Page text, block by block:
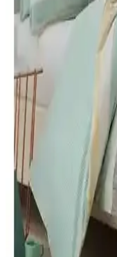
Lorien ve GOLDRİSE
sıcak tutma,
karşılaştırılıyor,
inceleniyor.
Madame Coco
Macaron Çift
Ölçülerden Dolgu
Bu karşılaştırma,
Yataş Macaron Çift
inceleyen bir
Macaron için 195x215
yapılarına odaklanır;
dokuması gibi unsurları
bakım talimatları
karşılaştırılır.
öne çıkarır.